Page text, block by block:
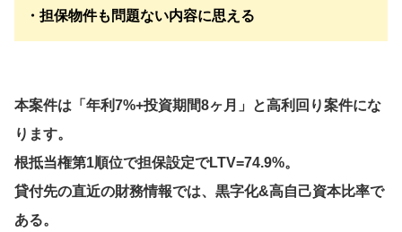
・担保物件も問題ない内容に思える
本案件は「年利7%+投資期間8ヶ月」と高利回り案件にな
ります。
根抵当権第1順位で担保設定でLTV=74.9%。
貸付先の直近の財務情報では、黒字化&高自己資本比率で
ある。